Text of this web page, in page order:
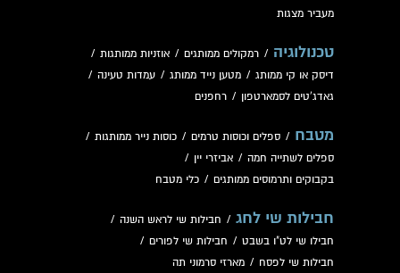
מעביר מצגות
טכנולוגיה / רמקולים ממותגים / אוזניות ממותגות /
דיסק או קי ממותג / מטען נייד ממותג / עמדות טעינה /
גאדג'טים לסמארטפון / רחפנים
מטבח / ספלים וכוסות טרמים / כוסות נייר ממותגות /
ספלים לשתייה חמה / אביזרי יין /
בקבוקים ותרמוסים ממותגים / כלי מטבח
חבילות שי לחג / חבילות שי לראש השנה /
חבילו שי לט"ו בשבט / חבילות שי לפורים /
חבילות שי לפסח / מארזי סרמוני תה